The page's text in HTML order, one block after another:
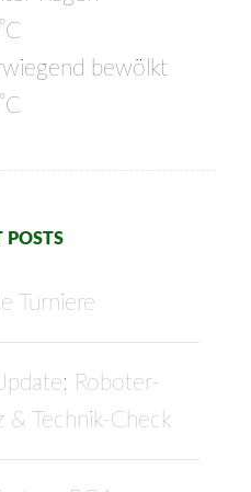
°C
°C
POSTS
Turniere
Roboter-
& Technik-Check